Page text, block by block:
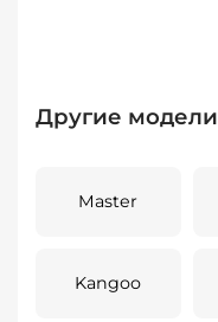
Другие модели
Master
Kangoo